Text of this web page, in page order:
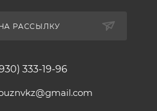
РАССЫЛКУ
333-19-96